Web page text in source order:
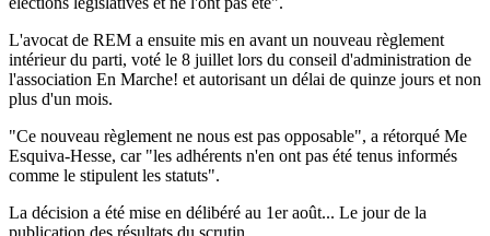
L'avocat de REM a ensuite mis en avant un nouveau règlement
intérieur du parti, voté le 8 juillet lors du conseil d'administration de
l'association En Marche! et autorisant un délai de quinze jours et non
plus d'un mois.
"Ce nouveau règlement ne nous est pas opposable", a rétorqué Me
Esquiva-Hesse, car "les adhérents n'en ont pas été tenus informés
comme le stipulent les statuts".
La décision a été mise en délibéré au 1er août... Le jour de la
publication des résultats du scrutin.